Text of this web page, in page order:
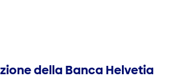
della Banca Helvetia